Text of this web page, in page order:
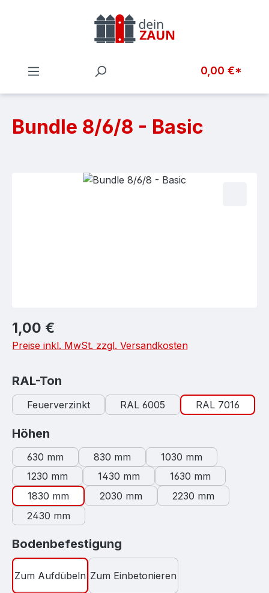
Zum Hauptinhalt springen
0,00 €*
Bundle 8/6/8 - Basic
Bildergalerie überspringen
Regulärer Preis:
1,00 €
Preise inkl. MwSt. zzgl. Versandkosten
RAL-Ton
Feuerverzinkt RAL 6005 RAL 7016
Höhen
630 mm 830 mm
1030 mm
1230 mm
1430 mm
1630 mm
1830 mm
2030 mm
2230 mm
2430 mm
Bodenbefestigung
Zum Aufdübeln Zum Einbetonieren